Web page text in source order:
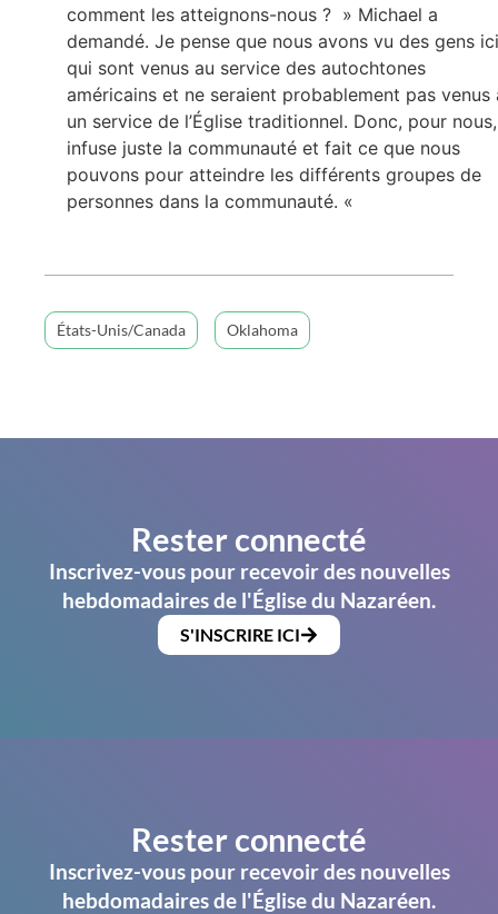
comment les atteignons-nous ? » Michael a
demandé. Je pense que nous avons vu des gens ici
qui sont venus au service des autochtones
américains et ne seraient probablement pas venus
un service de l’Église traditionnel. Donc, pour
infuse juste la communauté et fait ce que nous
pouvons pour atteindre les différents groupes de
personnes dans la communauté. «
États-Unis/Canada Oklahoma
Rester connecté
Inscrivez-vous pour recevoir des nouvelles
hebdomadaires de l'Église du Nazaréen.
S'INSCRIRE ICI
Rester connecté
Inscrivez-vous pour recevoir des nouvelles
hebdomadaires de l'Église du Nazaréen.